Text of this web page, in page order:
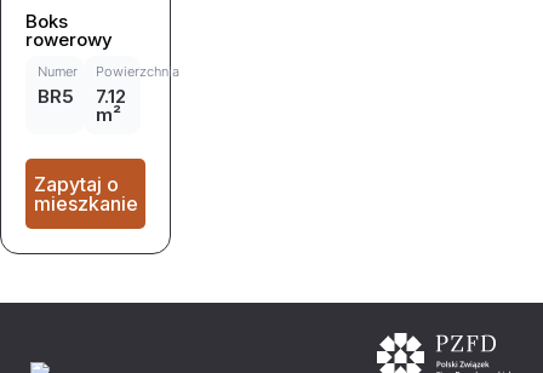
Boks
rowerowy
Numer
BR5
Powierzchnia
7.12
m²
Zapytaj o
mieszkanie